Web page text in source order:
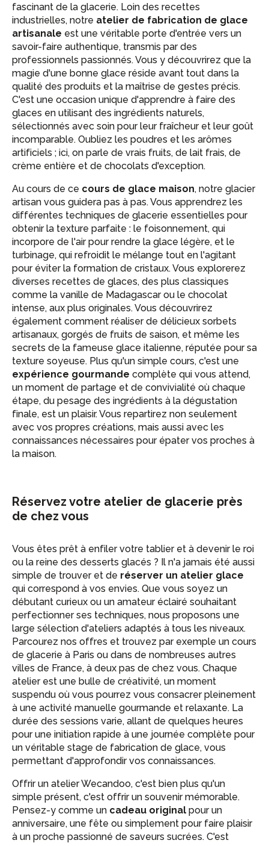
fascinant de la glacerie. Loin des recettes
industrielles, notre atelier de fabrication de glace
artisanale est une véritable porte d'entrée vers un
savoir-faire authentique, transmis par des
professionnels passionnés. Vous y découvrirez que la
magie d'une bonne glace réside avant tout dans la
qualité des produits et la maîtrise de gestes précis.
C'est une occasion unique d'apprendre à faire des
glaces en utilisant des ingrédients naturels,
sélectionnés avec soin pour leur fraîcheur et leur goût
incomparable. Oubliez les poudres et les arômes
artificiels ; ici, on parle de vrais fruits, de lait frais, de
crème entière et de chocolats d'exception.
Au cours de ce cours de glace maison, notre glacier
artisan vous guidera pas à pas. Vous apprendrez les
différentes techniques de glacerie essentielles pour
obtenir la texture parfaite : le foisonnement, qui
incorpore de l'air pour rendre la glace légère, et le
turbinage, qui refroidit le mélange tout en l'agitant
pour éviter la formation de cristaux. Vous explorerez
diverses recettes de glaces, des plus classiques
comme la vanille de Madagascar ou le chocolat
intense, aux plus originales. Vous découvrirez
également comment réaliser de délicieux sorbets
artisanaux, gorgés de fruits de saison, et même les
secrets de la fameuse glace italienne, réputée pour sa
texture soyeuse. Plus qu'un simple cours, c'est une
expérience gourmande complète qui vous attend,
un moment de partage et de convivialité où chaque
étape, du pesage des ingrédients à la dégustation
finale, est un plaisir. Vous repartirez non seulement
avec vos propres créations, mais aussi avec les
connaissances nécessaires pour épater vos proches à
la maison.
Réservez votre atelier de glacerie près
de chez vous
Vous êtes prêt à enfiler votre tablier et à devenir le roi
ou la reine des desserts glacés ? Il n'a jamais été aussi
simple de trouver et de réserver un atelier glace
qui correspond à vos envies. Que vous soyez un
débutant curieux ou un amateur éclairé souhaitant
perfectionner ses techniques, nous proposons une
large sélection d'ateliers adaptés à tous les niveaux.
Parcourez nos offres et trouvez par exemple un cours
de glacerie à Paris ou dans de nombreuses autres
villes de France, à deux pas de chez vous. Chaque
atelier est une bulle de créativité, un moment
suspendu où vous pourrez vous consacrer pleinement
à une activité manuelle gourmande et relaxante. La
durée des sessions varie, allant de quelques heures
pour une initiation rapide à une journée complète pour
un véritable stage de fabrication de glace, vous
permettant d'approfondir vos connaissances.
Offrir un atelier Wecandoo, c'est bien plus qu'un
simple présent, c'est offrir un souvenir mémorable.
Pensez-y comme un cadeau original pour un
anniversaire, une fête ou simplement pour faire plaisir
à un proche passionné de saveurs sucrées. C'est